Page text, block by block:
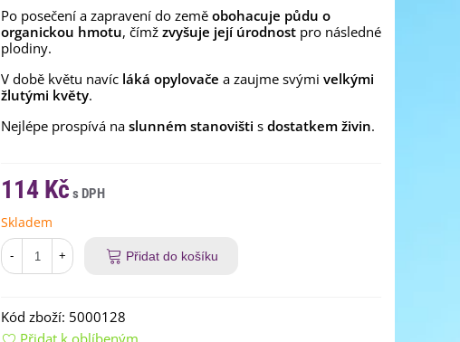
Po posečení a zapravení do země obohacuje půdu o
organickou hmotu, čímž zvyšuje její úrodnost pro následné
plodiny.
V době květu navíc láká opylovače a zaujme svými velkými
žlutými květy.
Nejlépe prospívá na slunném stanovišti s dostatkem živin.
114 Kč
Skladem
- + Přidat do košíku
Kód zboží: 5000128
Přidat k oblíbeným